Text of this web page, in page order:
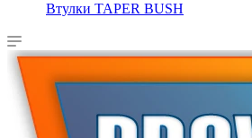
Втулки TAPER BUSH